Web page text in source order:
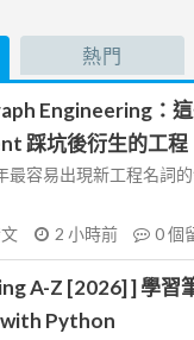
熱門
Engineering：
踩坑後衍生的工程
容易出現新工程名詞
2 小時前 0個
A-Z [2026] ] 學習
Python